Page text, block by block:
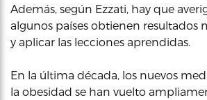
Además, según Ezzati, hay que
algunos países obtienen resultados
y aplicar las lecciones aprendidas.
En la última década, los nuevos
la obesidad se han vuelto